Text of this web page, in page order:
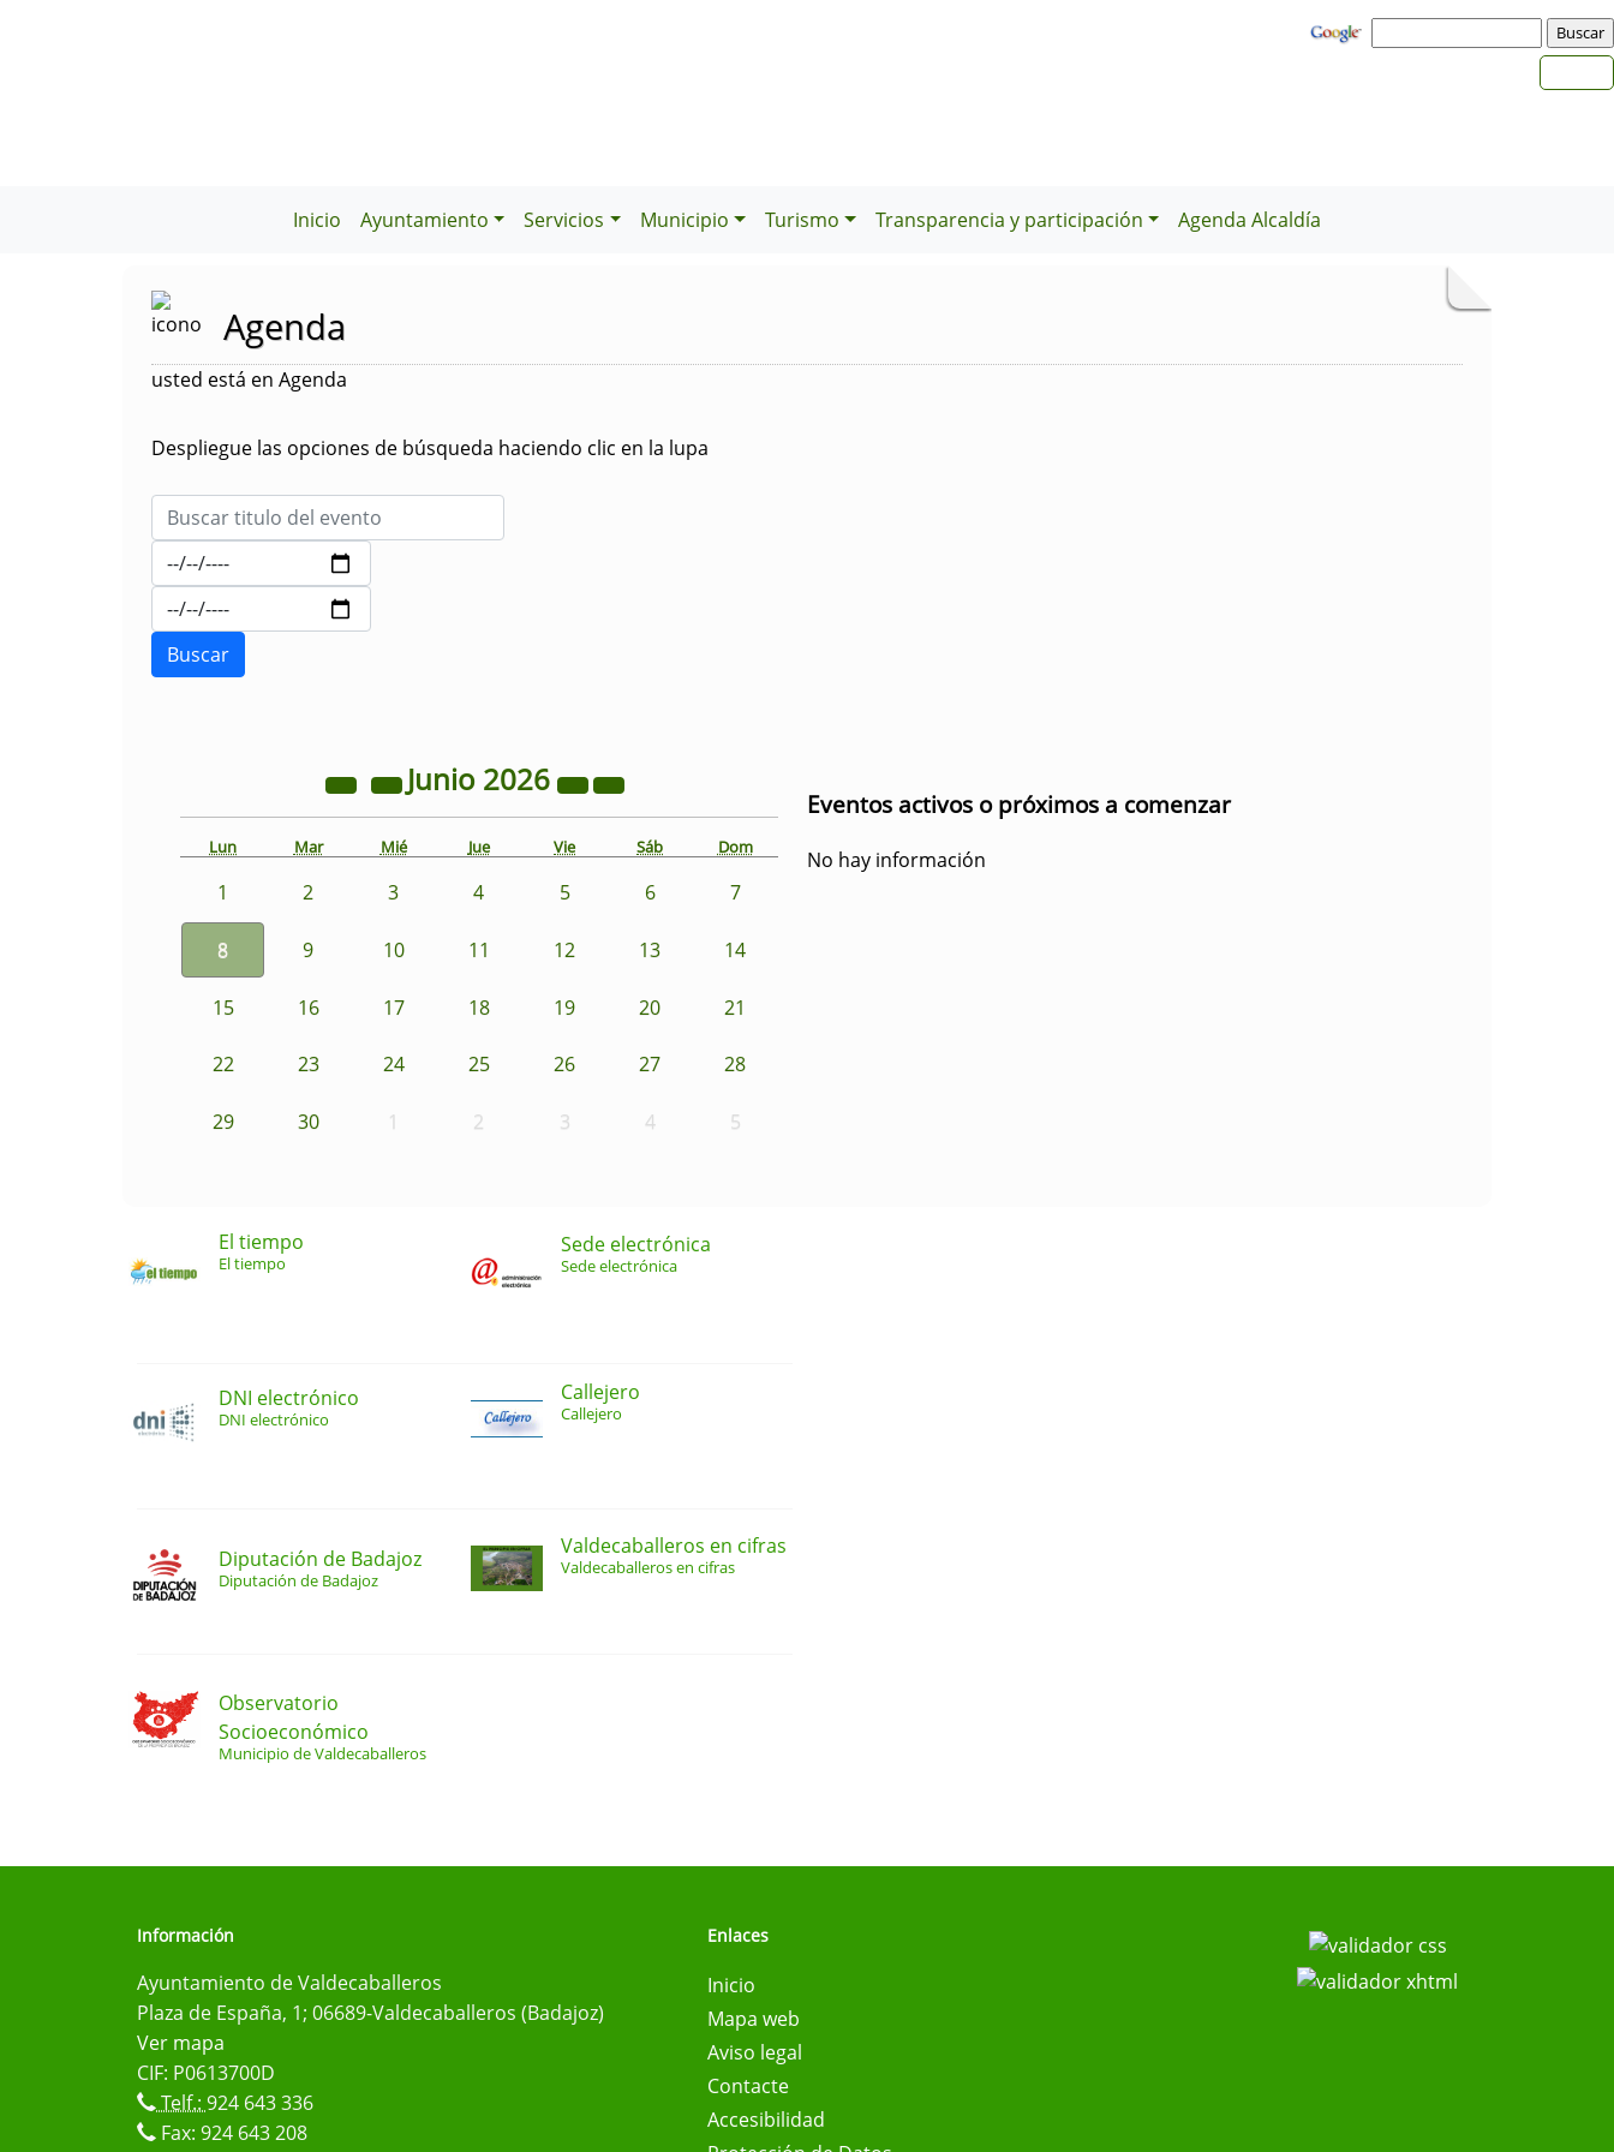
Inicio Ayuntamiento Servicios Municipio Turismo Transparencia y participación Agenda Alcaldía
Agenda
usted está en Agenda
Despliegue las opciones de búsqueda haciendo clic en la lupa
Junio 2026
Lun Mar Mié Jue Vie Sáb Dom
1 2 3 4 5 6 7
8 9 10 11 12 13 14
15 16 17 18 19 20 21
22 23 24 25 26 27 28
29 30 1 2 3 4 5
Eventos activos o próximos a comenzar
No hay información
El tiempo
El tiempo
Sede electrónica
Sede electrónica
DNI electrónico
DNI electrónico
Callejero
Callejero
Diputación de Badajoz
Diputación de Badajoz
Valdecaballeros en cifras
Valdecaballeros en cifras
Observatorio
Socioeconómico
Municipio de Valdecaballeros
Información
Ayuntamiento de Valdecaballeros
Plaza de España, 1; 06689-Valdecaballeros (Badajoz)
Ver mapa
CIF: P0613700D
Telf.:924 643 336
Fax: 924 643 208
Enlaces
Inicio
Mapa web
Aviso legal
Contacte
Accesibilidad